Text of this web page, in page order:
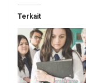
Terkait